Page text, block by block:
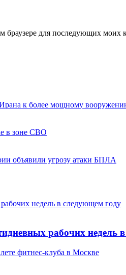
браузере для последующих моих
Ирана к более мощному
в зоне СВО
объявили угрозу атаки БПЛА
недель в следующем году
рабочих недель
фитнес-клуба в Москве